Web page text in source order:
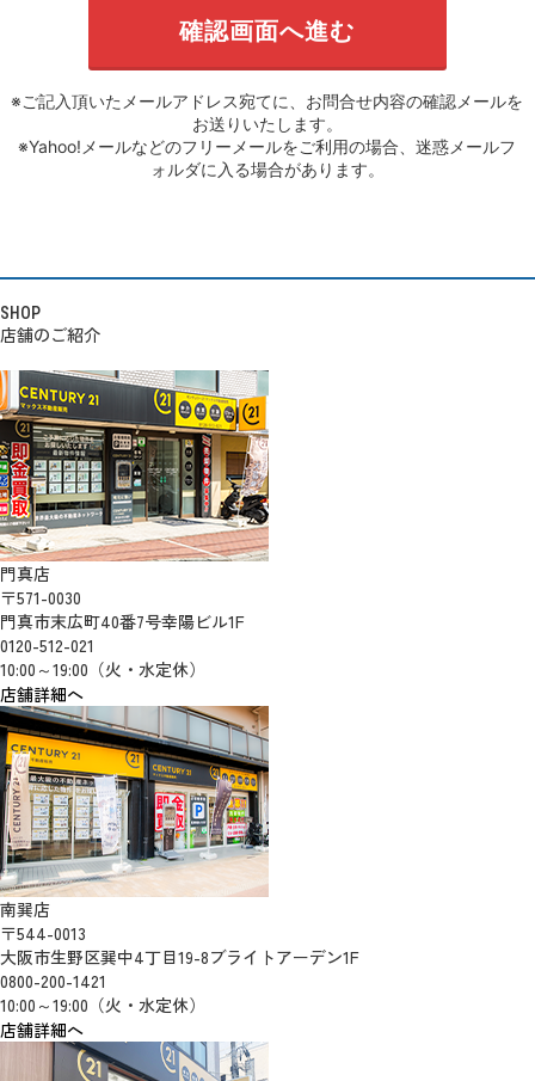
※ご記入頂いたメールアドレス宛てに、お問合せ内容の確認メールを
お送りいたします。
※Yahoo!メールなどのフリーメールをご利用の場合、迷惑メールフ
ォルダに入る場合があります。
SHOP
店舗のご紹介
門真店
〒571-0030
門真市末広町40番7号幸陽ビル1F
0120-512-021
10:00～19:00（火・水定休）
店舗詳細へ
南巽店
〒544-0013
大阪市生野区巽中4丁目19-8ブライトアーデン1F
0800-200-1421
10:00～19:00（火・水定休）
店舗詳細へ